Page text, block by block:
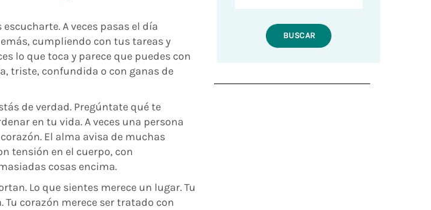
A veces pasas el día
cumpliendo con tus tareas y
lo que toca y parece que puedes con
triste, confundida o con ganas de
de verdad. Pregúntate qué te
en tu vida. A veces una persona
El alma avisa de muchas
tensión en el cuerpo, con
cosas encima.
Lo que sientes merece un lugar. Tu
corazón merece ser tratado con